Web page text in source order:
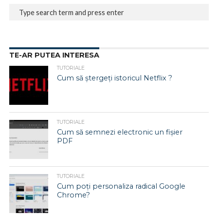
TE-AR PUTEA INTERESA
TUTORIALE
Cum să ștergeți istoricul Netflix ?
TUTORIALE
Cum să semnezi electronic un fișier
PDF
TUTORIALE
Cum poți personaliza radical Google
Chrome?